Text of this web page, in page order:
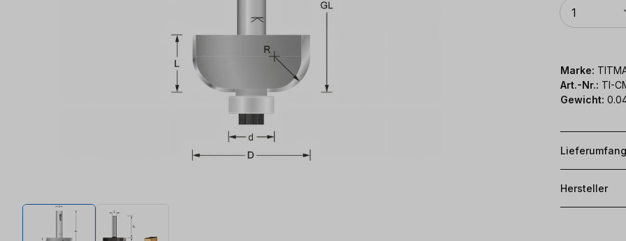
1
Marke:
Art.-Nr.: TI-
Gewicht:
Lieferumfang
Hersteller